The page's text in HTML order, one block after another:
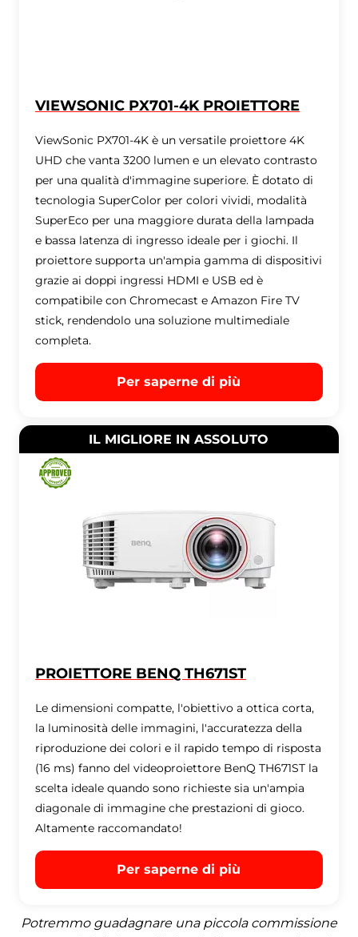
VIEWSONIC PX701-4K PROIETTORE
ViewSonic PX701-4K è un versatile proiettore 4K
UHD che vanta 3200 lumen e un elevato contrasto
per una qualità d'immagine superiore. È dotato di
tecnologia SuperColor per colori vividi, modalità
SuperEco per una maggiore durata della lampada
e bassa latenza di ingresso ideale per i giochi. Il
proiettore supporta un'ampia gamma di dispositivi
grazie ai doppi ingressi HDMI e USB ed è
compatibile con Chromecast e Amazon Fire TV
stick, rendendolo una soluzione multimediale
completa.
Per saperne di più
IL MIGLIORE IN ASSOLUTO
PROIETTORE BENQ TH671ST
Le dimensioni compatte, l'obiettivo a ottica corta,
la luminosità delle immagini, l'accuratezza della
riproduzione dei colori e il rapido tempo di risposta
(16 ms) fanno del videoproiettore BenQ TH671ST la
scelta ideale quando sono richieste sia un'ampia
diagonale di immagine che prestazioni di gioco.
Altamente raccomandato!
Per saperne di più
Potremmo guadagnare una piccola commissione